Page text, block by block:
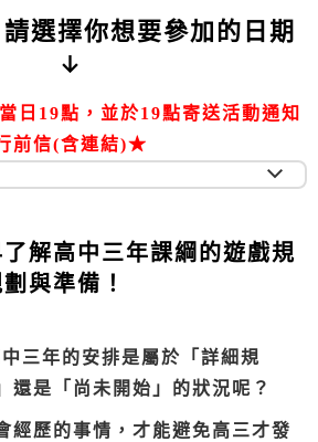
請選擇你想要參加的日期
↓
日19點，並於19點寄送活動通知
前信(含連結)★
解高中三年課綱的遊戲規
與準備！
三年的安排是屬於「詳細規
還是「尚未開始」的狀況呢？
經歷的事情，才能避免高三才發